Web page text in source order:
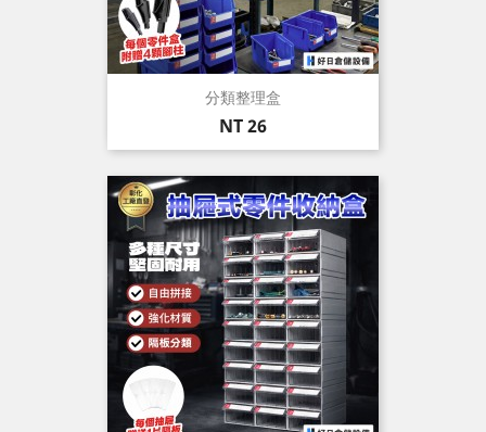
分類整理盒
價
格
NT 26